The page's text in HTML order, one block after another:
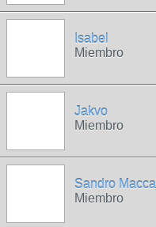
Isabel
Miembro
Jakvo
Miembro
Sandro
Miembro